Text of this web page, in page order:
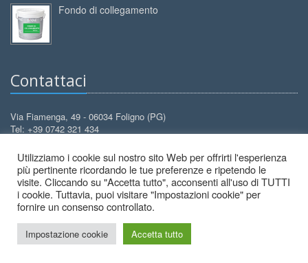
Fondo di collegamento
Contattaci
Via Fiamenga, 49 - 06034 Foligno (PG)
Tel: +39 0742 321 434
Email:info@decorcolori.com
2026 © Decor Colori - All Rights Reserved.
Utilizziamo i cookie sul nostro sito Web per offrirti l'esperienza
più pertinente ricordando le tue preferenze e ripetendo le
visite. Cliccando su "Accetta tutto", acconsenti all'uso di TUTTI
i cookie. Tuttavia, puoi visitare "Impostazioni cookie" per
fornire un consenso controllato.
Impostazione cookie Accetta tutto